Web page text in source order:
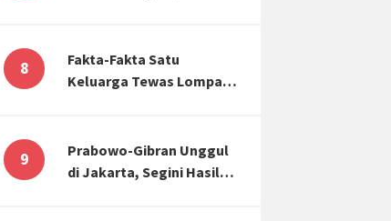
8
Fakta-Fakta Satu
Keluarga Tewas Lompat
Kening
9
Prabowo-Gibran Unggul
di Jakarta, Segini Hasil